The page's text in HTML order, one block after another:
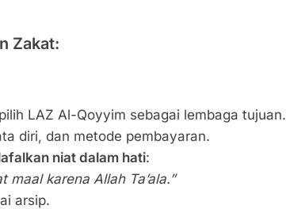
Zakat:
LAZ Al-Qoyyim sebagai lembaga tujuan.
diri, dan metode pembayaran.
niat dalam hati:
maal karena Allah Ta’ala.”
arsip.